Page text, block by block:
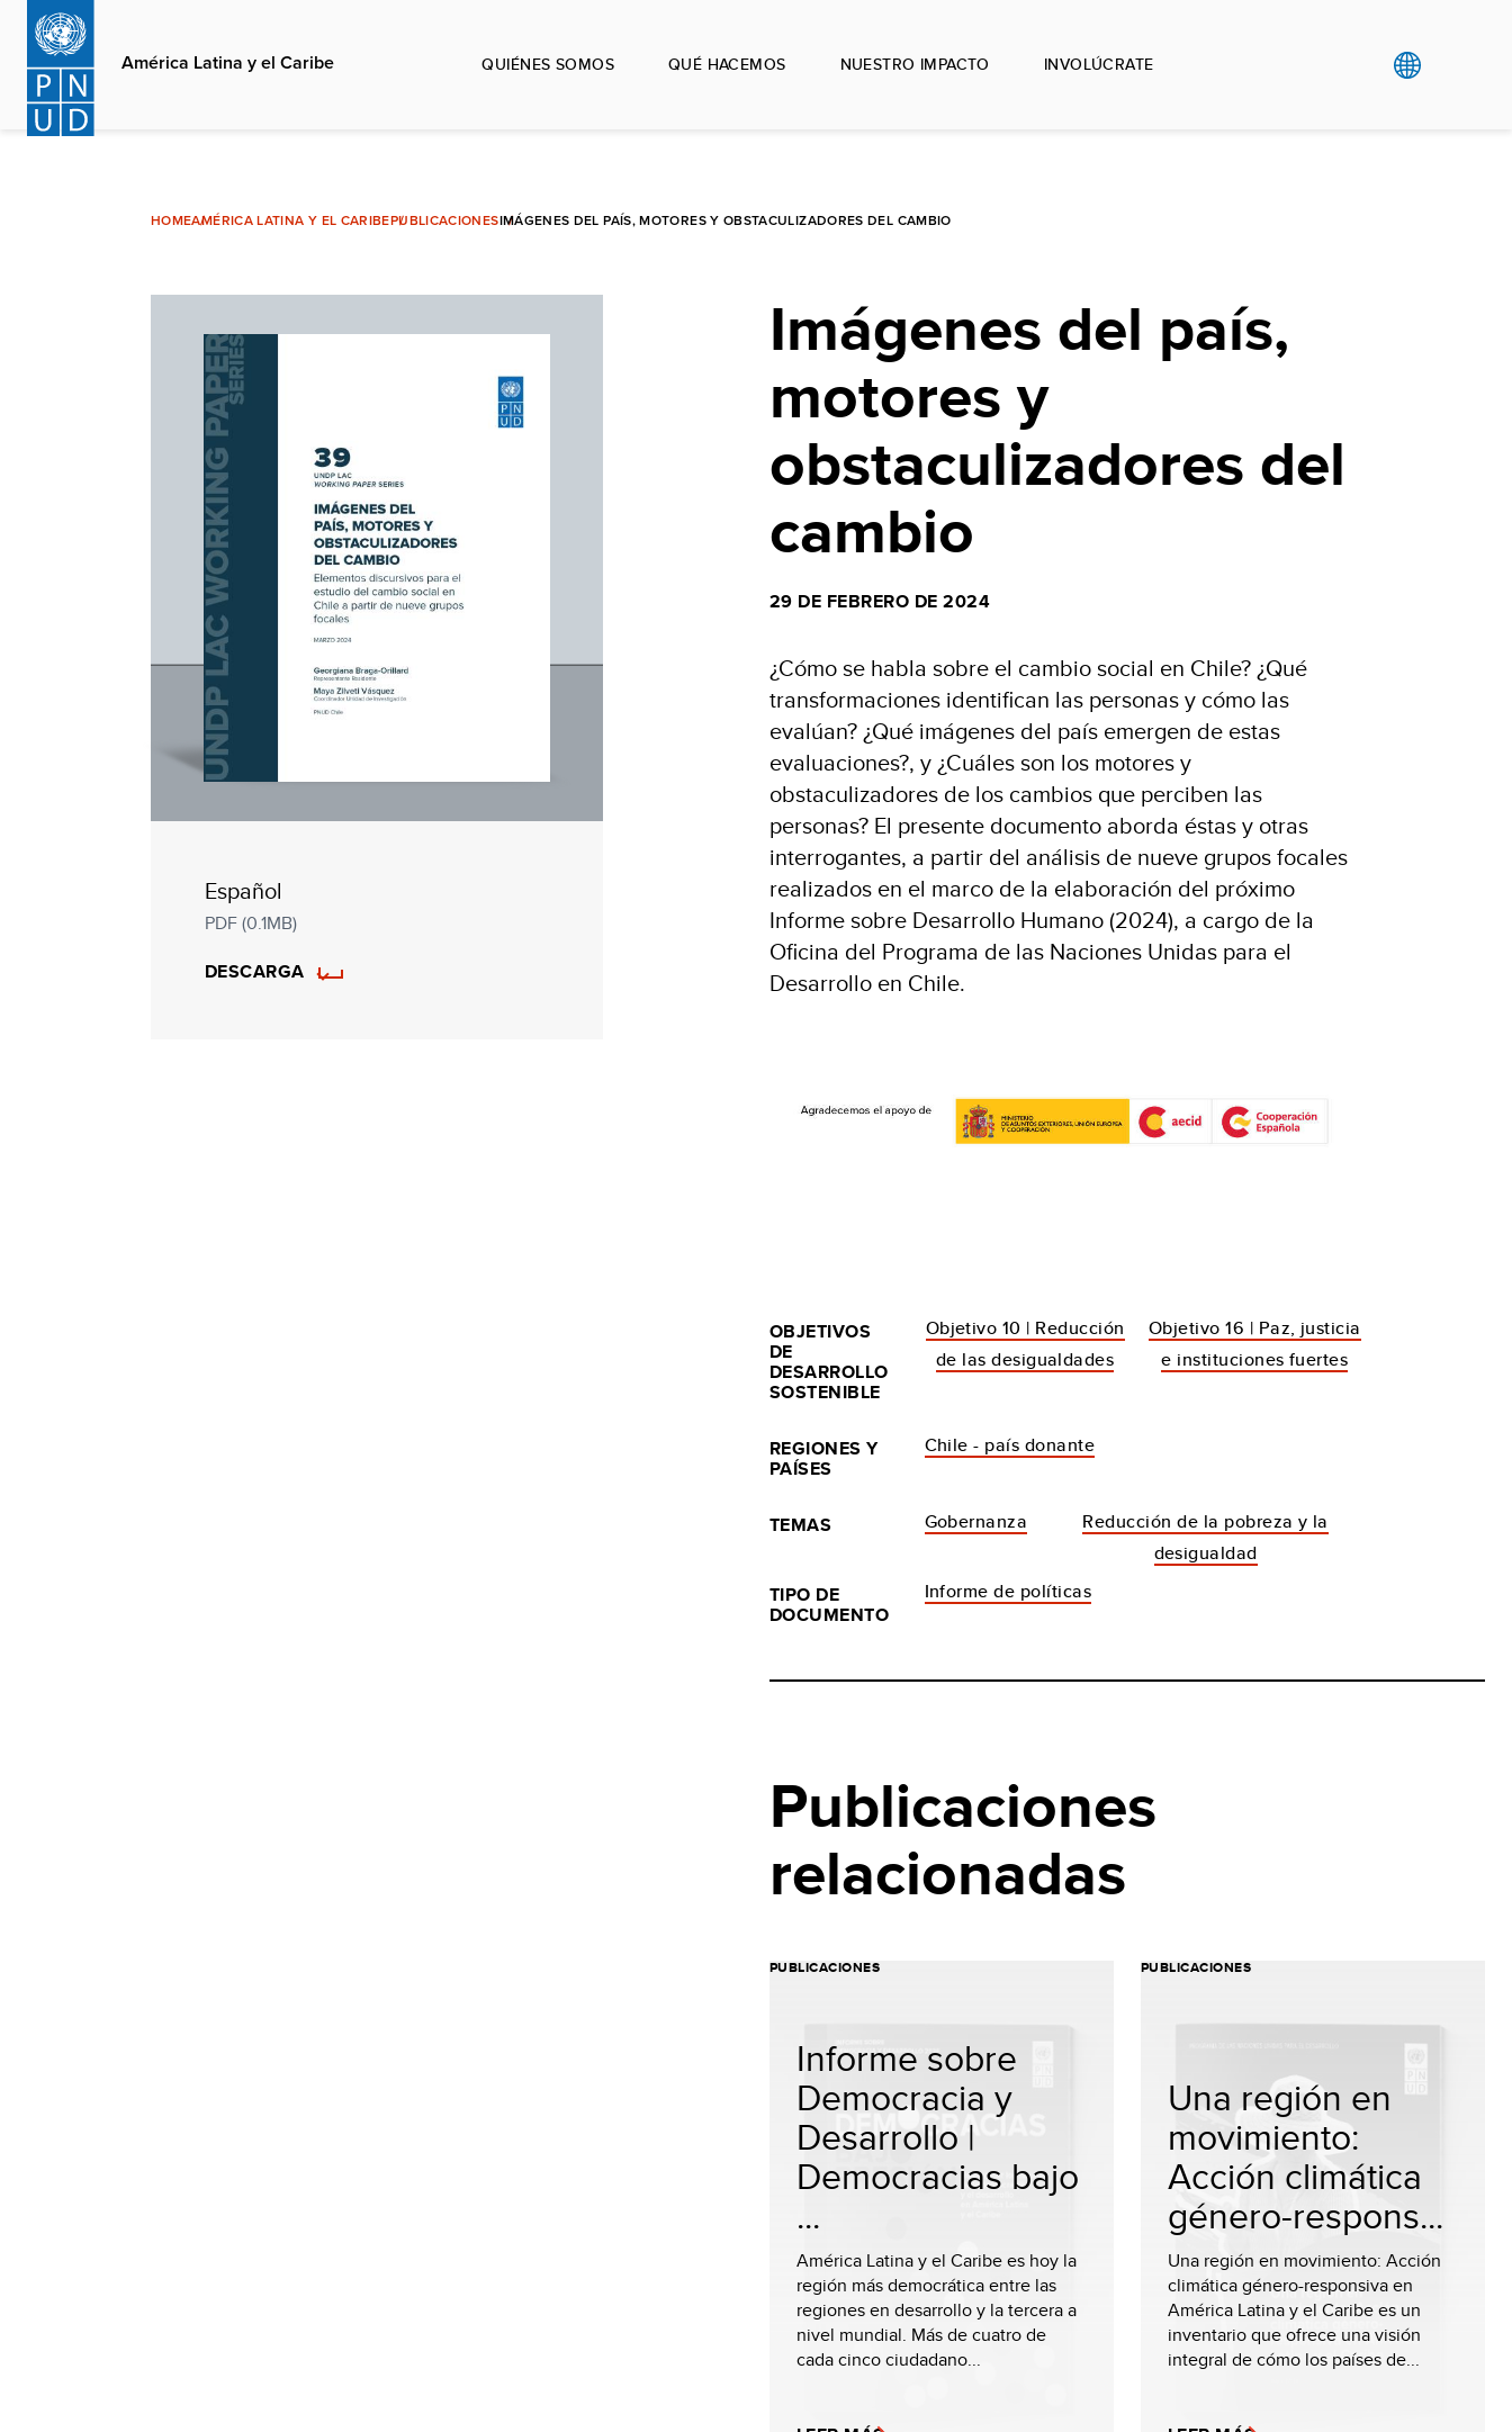
Pasar
contenido
principal
América Latina y el Caribe QUIÉNES SOMOS QUÉ HACEMOS NUESTRO IMPACTO INVOLÚCRATE
HOMEAMÉRICA LATINA Y EL CARIBEPUBLICACIONESIMÁGENES DEL PAÍS, MOTORES Y OBSTACULIZADORES DEL CAMBIO
Español
PDF (0.1MB)
DESCARGA
Imágenes del país,
motores y
obstaculizadores del
cambio
29 DE FEBRERO DE 2024
¿Cómo se habla sobre el cambio social en Chile? ¿Qué
transformaciones identifican las personas y cómo las
evalúan? ¿Qué imágenes del país emergen de estas
evaluaciones?, y ¿Cuáles son los motores y
obstaculizadores de los cambios que perciben las
personas? El presente documento aborda éstas y otras
interrogantes, a partir del análisis de nueve grupos focales
realizados en el marco de la elaboración del próximo
Informe sobre Desarrollo Humano (2024), a cargo de la
Oficina del Programa de las Naciones Unidas para el
Desarrollo en Chile.
OBJETIVOS
DE
DESARROLLO
SOSTENIBLE
Objetivo 10 | Reducción
de las desigualdades
Objetivo 16 | Paz, justicia
e instituciones fuertes
REGIONES Y
PAÍSES
Chile - país donante
TEMAS Gobernanza
Reducción de la pobreza y la
desigualdad
TIPO DE
DOCUMENTO
Informe de políticas
Publicaciones
relacionadas
PUBLICACIONES
Informe sobre
Democracia y
Desarrollo |
Democracias bajo
...
América Latina y el Caribe es hoy la
región más democrática entre las
regiones en desarrollo y la tercera a
nivel mundial. Más de cuatro de
cada cinco ciudadano...
PUBLICACIONES
Una región en
movimiento:
Acción climática
género-respons...
Una región en movimiento: Acción
climática género-responsiva en
América Latina y el Caribe es un
inventario que ofrece una visión
integral de cómo los países de...